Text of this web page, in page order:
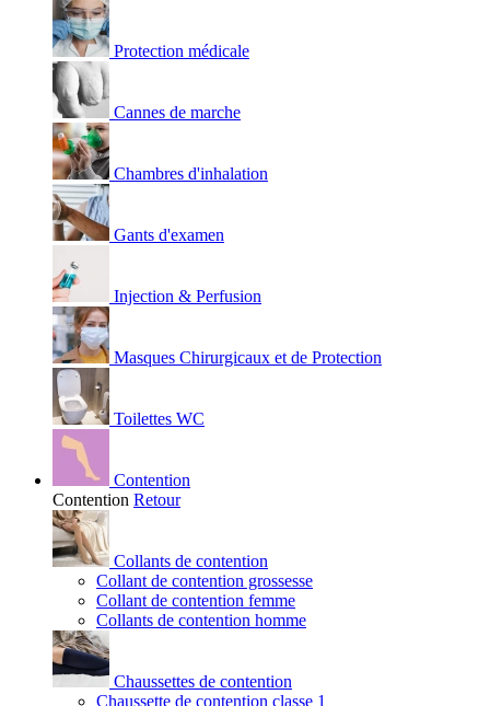
Protection médicale
Cannes de marche
Chambres d'inhalation
Gants d'examen
Injection & Perfusion
Masques Chirurgicaux et de Protection
Toilettes WC
Contention
Contention Retour
Collants de contention
Collant de contention grossesse
Collant de contention femme
Collants de contention homme
Chaussettes de contention
Chaussette de contention classe 1